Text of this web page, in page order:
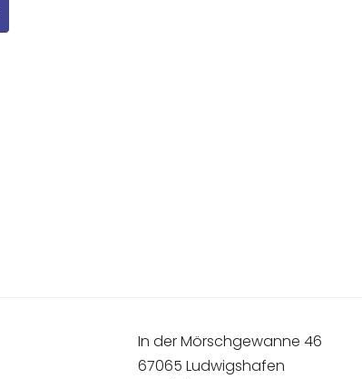
In der Mörschgewanne 46
67065 Ludwigshafen